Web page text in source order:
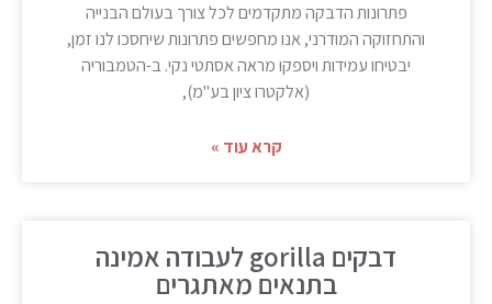
פתרונות הדבקה מתקדמים לכל צורך בעולם הבנייה
והתחזוקה המודרני, אנו מחפשים פתרונות שיחסכו לנו זמן,
יבטיחו עמידות ויספקו מראה אסתטי נקי. ב-הטמבוריה
(אלקטרו ציון בע"מ),
קרא עוד »
דבקים gorilla לעבודה אמינה
בתנאים מאתגרים